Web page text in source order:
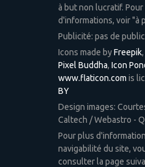
à but non lucratif. Pour
d'informations, voir "à
Publicité: pas de
Icons made byFreepik,
Pixel Buddha, Icon
www.flaticon.com is
BY
Design images:
Caltech / Webastro -
Pour plus
navigabilité du site,
consulter la page